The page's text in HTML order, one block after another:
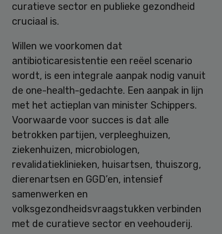
curatieve sector en publieke gezondheid
cruciaal is.
Willen we voorkomen dat
antibioticaresistentie een reëel scenario
wordt, is een integrale aanpak nodig vanuit
de one-health-gedachte. Een aanpak in lijn
met het actieplan van minister Schippers.
Voorwaarde voor succes is dat alle
betrokken partijen, verpleeghuizen,
ziekenhuizen, microbiologen,
revalidatieklinieken, huisartsen, thuiszorg,
dierenartsen en GGD’en, intensief
samenwerken en
volksgezondheidsvraagstukken verbinden
met de curatieve sector en veehouderij.